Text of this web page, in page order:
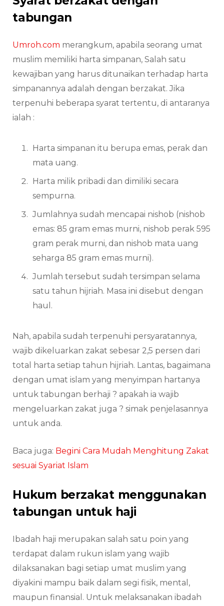
tabungan
Umroh.com merangkum, apabila seorang umat
muslim memiliki harta simpanan, Salah satu
kewajiban yang harus ditunaikan terhadap harta
simpanannya adalah dengan berzakat. Jika
terpenuhi beberapa syarat tertentu, di antaranya
ialah :
Harta simpanan itu berupa emas, perak dan
mata uang.
Harta milik pribadi dan dimiliki secara
sempurna.
Jumlahnya sudah mencapai nishob (nishob
emas: 85 gram emas murni, nishob perak 595
gram perak murni, dan nishob mata uang
seharga 85 gram emas murni).
Jumlah tersebut sudah tersimpan selama
satu tahun hijriah. Masa ini disebut dengan
haul.
Nah, apabila sudah terpenuhi persyaratannya,
wajib dikeluarkan zakat sebesar 2,5 persen dari
total harta setiap tahun hijriah. Lantas, bagaimana
dengan umat islam yang menyimpan hartanya
untuk tabungan berhaji ? apakah ia wajib
mengeluarkan zakat juga ? simak penjelasannya
untuk anda.
Baca juga: Begini Cara Mudah Menghitung Zakat
sesuai Syariat Islam
Hukum berzakat menggunakan
tabungan untuk haji
Ibadah haji merupakan salah satu poin yang
terdapat dalam rukun islam yang wajib
dilaksanakan bagi setiap umat muslim yang
diyakini mampu baik dalam segi fisik, mental,
maupun finansial. Untuk melaksanakan ibadah